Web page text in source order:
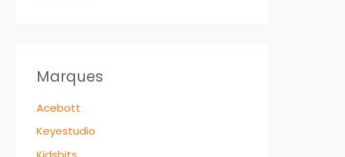
Marques
Acebott
Keyestudio